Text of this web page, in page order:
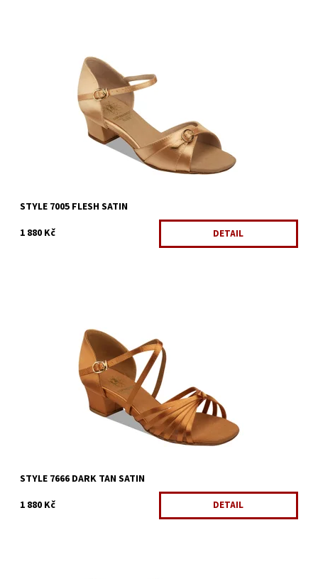
Skladem 1 ks
512/KLA9
Supadance
2 roky
STYLE 7005 FLESH SATIN
1 880 Kč
DETAIL
Skladem 1 ks
542/4
Supadance
2 roky
STYLE 7666 DARK TAN SATIN
1 880 Kč
DETAIL